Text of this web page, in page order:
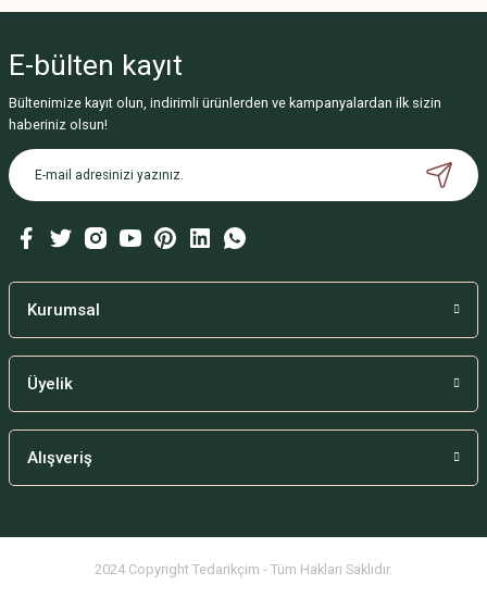
E-bülten kayıt
Bültenimize kayıt olun, indirimli ürünlerden ve kampanyalardan ilk sizin
haberiniz olsun!
Kurumsal
Üyelik
Alışveriş
2024 Copyright Tedarikçim - Tüm Hakları Saklıdır.